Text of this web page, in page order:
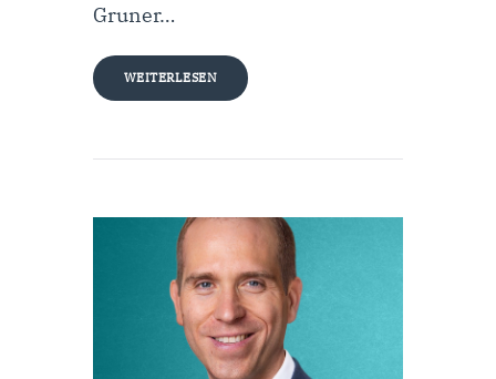
Gruner…
WEITERLESEN